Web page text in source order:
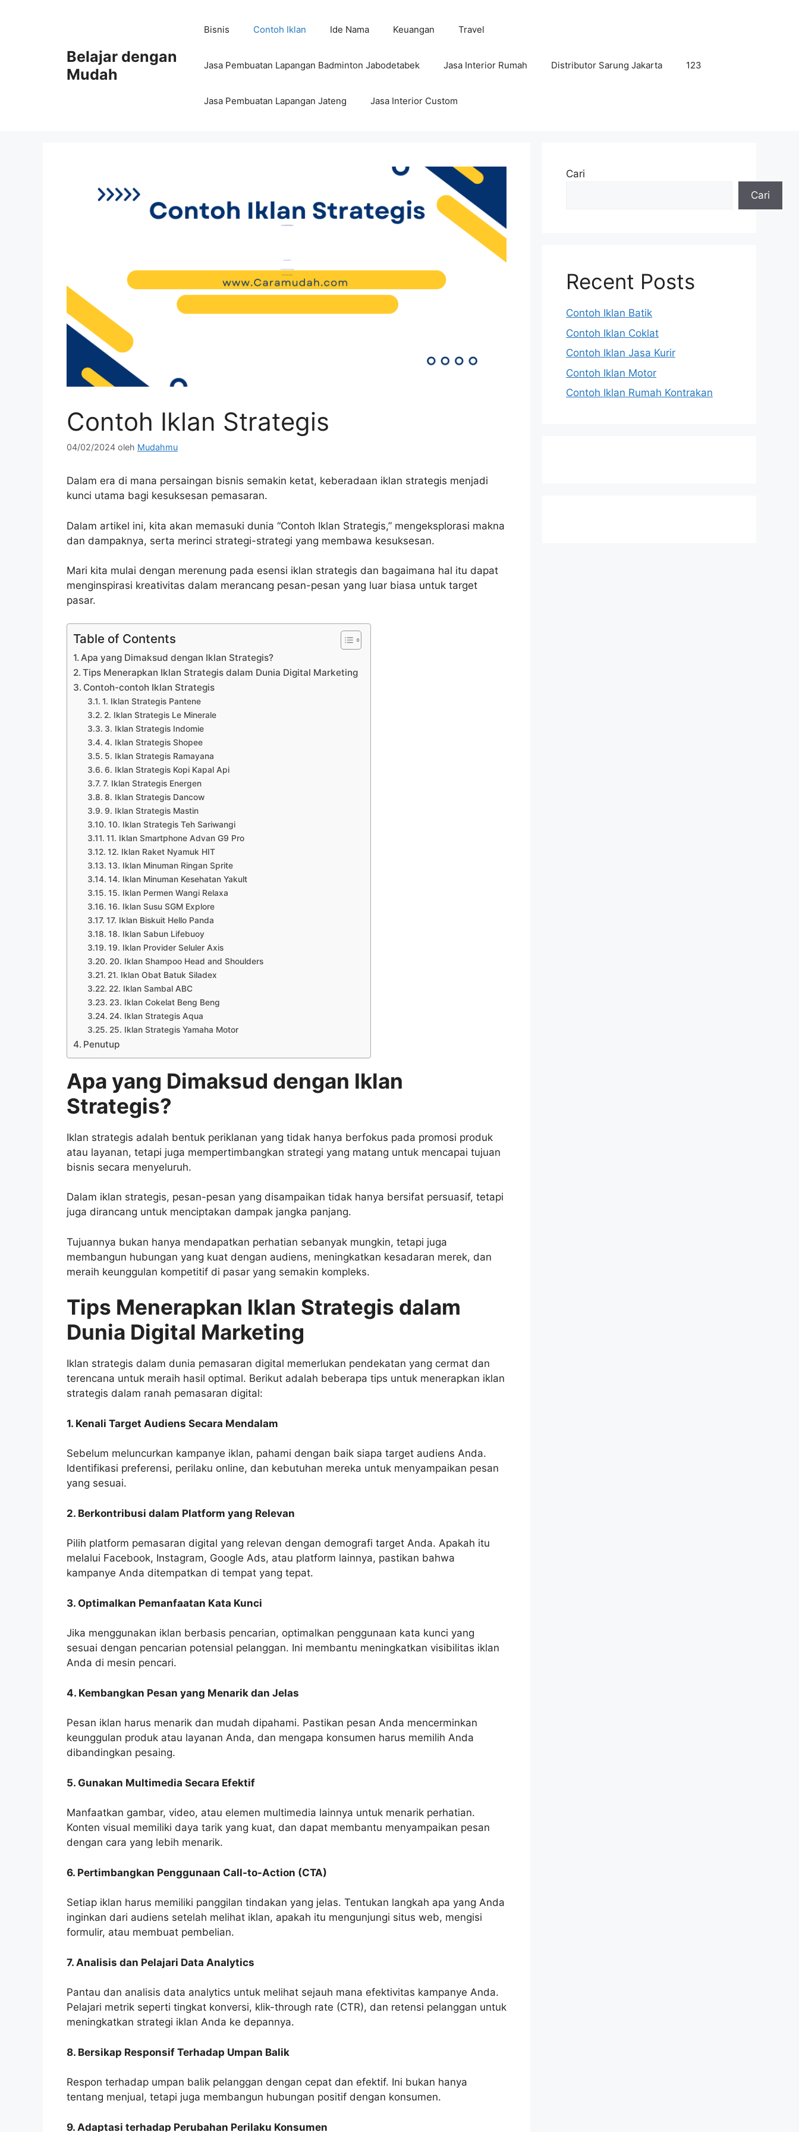
Belajar dengan
Mudah
Bisnis Contoh Iklan Ide Nama Keuangan Travel
Jasa Pembuatan Lapangan Badminton Jabodetabek Jasa Interior Rumah Distributor Sarung Jakarta 123
Jasa Pembuatan Lapangan Jateng Jasa Interior Custom
Contoh Iklan Strategis
04/02/2024 oleh Mudahmu
Dalam era di mana persaingan bisnis semakin ketat, keberadaan iklan strategis menjadi
kunci utama bagi kesuksesan pemasaran.
Dalam artikel ini, kita akan memasuki dunia “Contoh Iklan Strategis,” mengeksplorasi makna
dan dampaknya, serta merinci strategi-strategi yang membawa kesuksesan.
Mari kita mulai dengan merenung pada esensi iklan strategis dan bagaimana hal itu dapat
menginspirasi kreativitas dalam merancang pesan-pesan yang luar biasa untuk target
pasar.
Table of Contents
Apa yang Dimaksud dengan Iklan Strategis?
Tips Menerapkan Iklan Strategis dalam Dunia Digital Marketing
Contoh-contoh Iklan Strategis
1. Iklan Strategis Pantene
2. Iklan Strategis Le Minerale
3. Iklan Strategis Indomie
4. Iklan Strategis Shopee
5. Iklan Strategis Ramayana
6. Iklan Strategis Kopi Kapal Api
7. Iklan Strategis Energen
8. Iklan Strategis Dancow
9. Iklan Strategis Mastin
10. Iklan Strategis Teh Sariwangi
11. Iklan Smartphone Advan G9 Pro
12. Iklan Raket Nyamuk HIT
13. Iklan Minuman Ringan Sprite
14. Iklan Minuman Kesehatan Yakult
15. Iklan Permen Wangi Relaxa
16. Iklan Susu SGM Explore
17. Iklan Biskuit Hello Panda
18. Iklan Sabun Lifebuoy
19. Iklan Provider Seluler Axis
20. Iklan Shampoo Head and Shoulders
21. Iklan Obat Batuk Siladex
22. Iklan Sambal ABC
23. Iklan Cokelat Beng Beng
24. Iklan Strategis Aqua
25. Iklan Strategis Yamaha Motor
Penutup
Apa yang Dimaksud dengan Iklan
Strategis?
Iklan strategis adalah bentuk periklanan yang tidak hanya berfokus pada promosi produk
atau layanan, tetapi juga mempertimbangkan strategi yang matang untuk mencapai tujuan
bisnis secara menyeluruh.
Dalam iklan strategis, pesan-pesan yang disampaikan tidak hanya bersifat persuasif, tetapi
juga dirancang untuk menciptakan dampak jangka panjang.
Tujuannya bukan hanya mendapatkan perhatian sebanyak mungkin, tetapi juga
membangun hubungan yang kuat dengan audiens, meningkatkan kesadaran merek, dan
meraih keunggulan kompetitif di pasar yang semakin kompleks.
Tips Menerapkan Iklan Strategis dalam
Dunia Digital Marketing
Iklan strategis dalam dunia pemasaran digital memerlukan pendekatan yang cermat dan
terencana untuk meraih hasil optimal. Berikut adalah beberapa tips untuk menerapkan iklan
strategis dalam ranah pemasaran digital:
1. Kenali Target Audiens Secara Mendalam
Sebelum meluncurkan kampanye iklan, pahami dengan baik siapa target audiens Anda.
Identifikasi preferensi, perilaku online, dan kebutuhan mereka untuk menyampaikan pesan
yang sesuai.
2. Berkontribusi dalam Platform yang Relevan
Pilih platform pemasaran digital yang relevan dengan demografi target Anda. Apakah itu
melalui Facebook, Instagram, Google Ads, atau platform lainnya, pastikan bahwa
kampanye Anda ditempatkan di tempat yang tepat.
3. Optimalkan Pemanfaatan Kata Kunci
Jika menggunakan iklan berbasis pencarian, optimalkan penggunaan kata kunci yang
sesuai dengan pencarian potensial pelanggan. Ini membantu meningkatkan visibilitas iklan
Anda di mesin pencari.
4. Kembangkan Pesan yang Menarik dan Jelas
Pesan iklan harus menarik dan mudah dipahami. Pastikan pesan Anda mencerminkan
keunggulan produk atau layanan Anda, dan mengapa konsumen harus memilih Anda
dibandingkan pesaing.
5. Gunakan Multimedia Secara Efektif
Manfaatkan gambar, video, atau elemen multimedia lainnya untuk menarik perhatian.
Konten visual memiliki daya tarik yang kuat, dan dapat membantu menyampaikan pesan
dengan cara yang lebih menarik.
6. Pertimbangkan Penggunaan Call-to-Action (CTA)
Setiap iklan harus memiliki panggilan tindakan yang jelas. Tentukan langkah apa yang Anda
inginkan dari audiens setelah melihat iklan, apakah itu mengunjungi situs web, mengisi
formulir, atau membuat pembelian.
7. Analisis dan Pelajari Data Analytics
Pantau dan analisis data analytics untuk melihat sejauh mana efektivitas kampanye Anda.
Pelajari metrik seperti tingkat konversi, klik-through rate (CTR), dan retensi pelanggan untuk
meningkatkan strategi iklan Anda ke depannya.
8. Bersikap Responsif Terhadap Umpan Balik
Respon terhadap umpan balik pelanggan dengan cepat dan efektif. Ini bukan hanya
tentang menjual, tetapi juga membangun hubungan positif dengan konsumen.
9. Adaptasi terhadap Perubahan Perilaku Konsumen
Cari
Cari
Recent Posts
Contoh Iklan Batik
Contoh Iklan Coklat
Contoh Iklan Jasa Kurir
Contoh Iklan Motor
Contoh Iklan Rumah Kontrakan